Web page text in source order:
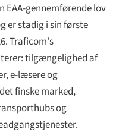
EAA-gennemførende lov
er stadig i sin første
Traficom's
tilgængelighed af
e-læsere og
finske marked,
og